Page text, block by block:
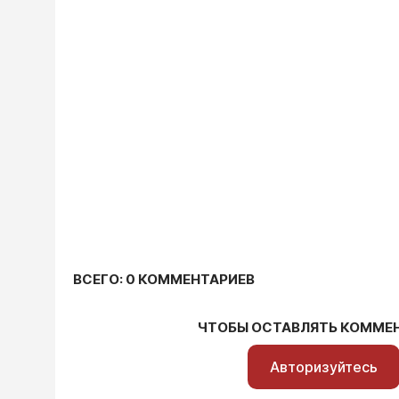
ВСЕГО: 0 КОММЕНТАРИЕВ
ЧТОБЫ ОСТАВЛЯТЬ
Авторизуйтесь